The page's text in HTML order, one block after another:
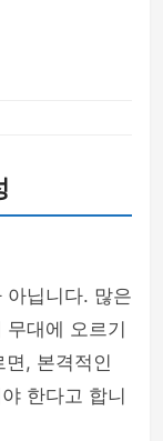
아닙니다. 많은
대에 오르기
면, 본격적인
한다고 합니